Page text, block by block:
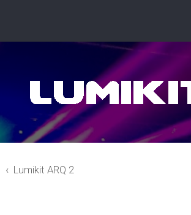
Lumikit ARQ 2